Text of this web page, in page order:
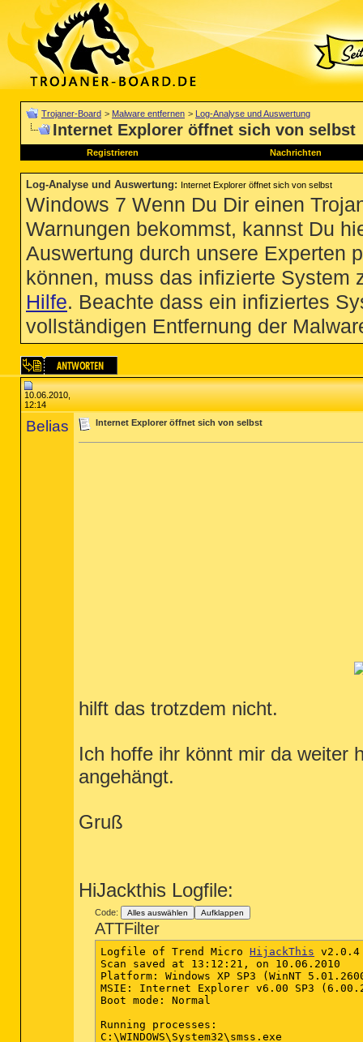
Trojaner-Board > Malware entfernen > Log-Analyse und Auswertung
Internet Explorer öffnet sich von selbst
Registrieren Nachrichten
Log-Analyse und Auswertung: Internet Explorer öffnet sich von selbst
Windows 7 Wenn Du Dir einen
Warnungen bekommst, kannst Du
Auswertung durch unsere Experten
können, muss das infizierte System
Hilfe. Beachte dass ein infiziertes
vollständigen Entfernung der
10.06.2010,
12:14
Belias Internet Explorer öffnet sich von selbst
hilft das trotzdem nicht.
Ich hoffe ihr könnt mir da weiter
angehängt.
Gruß
HiJackthis Logfile:
Code: Alles auswählen Aufklappen
ATTFilter
Logfile of Trend Micro HijackThis v2.0.4
Scan saved at 13:12:21, on 10.06.2010
Platform: Windows XP SP3 (WinNT
MSIE: Internet Explorer v6.00 SP3
Boot mode: Normal
Running processes:
C:\WINDOWS\System32\smss.exe